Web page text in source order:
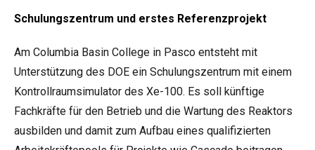
Schulungszentrum und erstes Referenzprojekt
Am Columbia Basin College in Pasco entsteht mit
Unterstützung des DOE ein Schulungszentrum mit einem
Kontrollraumsimulator des Xe-100. Es soll künftige
Fachkräfte für den Betrieb und die Wartung des Reaktors
ausbilden und damit zum Aufbau eines qualifizierten